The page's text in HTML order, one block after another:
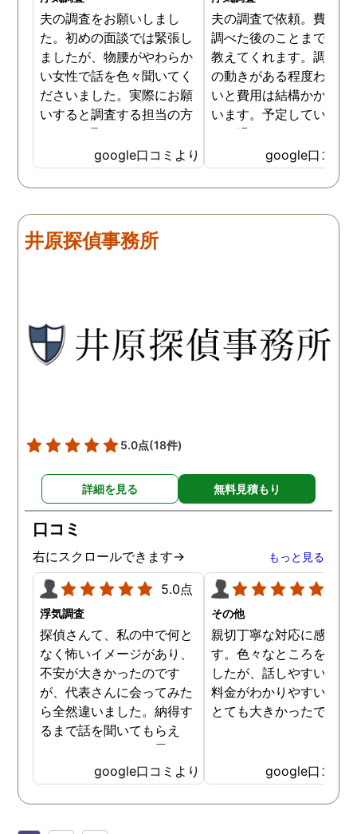
夫の調査をお願いしまし
た。初めの面談では緊張し
ましたが、物腰がやわらか
い女性で話を色々聞いてく
ださいました。実際にお願
いすると調査する担当の方
とのやり取りがメインで、
色々不安や心配な事の共有
をしてくれました。探偵の
方に依頼となると丸投げで
が、二人三脚で協力しあい
ながら、進めて行った感じ
と思います。思い切ってお
願いして良かったです。 こ
の度はありがとうございま
google口コミより
夫の調査で依頼。費用や
調べた後のことまで詳し
教えてくれます。調査対
の動きがある程度わから
いと費用は結構かかると
います。予定していた時
より過ぎてしまいました
が、そのまま調査してい
だき、しっかり証拠取れ
した。あ、もちろん過ぎ
調査が終わって今後どう
とうございました。
google口コミ
井原探偵事務所
5.0点(18件)
詳細を見る 無料見積もり
口コミ
右にスクロールできます→ もっと見る
5.0点
浮気調査
探偵さんて、私の中で何と
なく怖いイメージがあり、
不安が大きかったのです
が、代表さんに会ってみた
ら全然違いました。納得す
るまで話を聞いてもらえ
て、ここならという思いで
依頼しました。代表さんが
私と一緒に戦ってくれてる
感じがして、心強かったで
google口コミより
その他
親切丁寧な対応に感謝し
す。色々なところを探し
したが、話しやすいこと
料金がわかりやすいこと
とても大きかったです。
google口コミ